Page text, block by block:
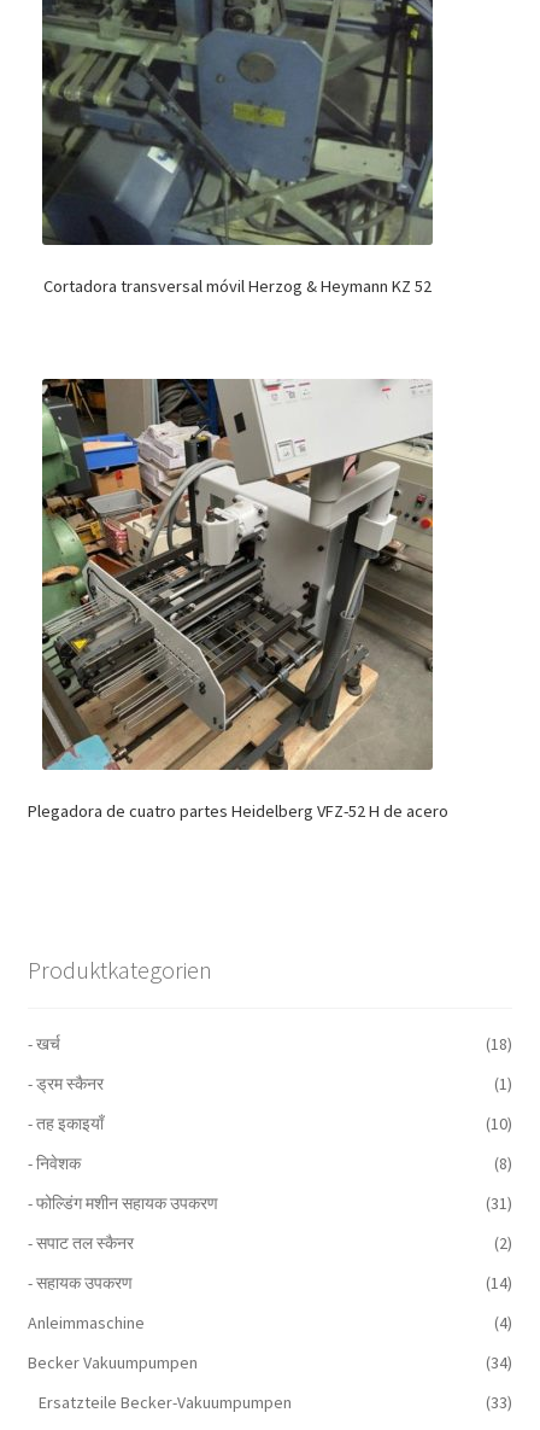
Cortadora transversal móvil Herzog & Heymann KZ 52
Plegadora de cuatro partes Heidelberg VFZ-52 H de acero
Produktkategorien
- खर्च
(18)
- ड्रम स्कैनर
(1)
- तह इकाइयाँ
(10)
- निवेशक
(8)
- फोल्डिंग मशीन सहायक उपकरण
(31)
- सपाट तल स्कैनर
(2)
- सहायक उपकरण
(14)
Anleimmaschine
(4)
Becker Vakuumpumpen
(34)
Ersatzteile Becker-Vakuumpumpen
(33)